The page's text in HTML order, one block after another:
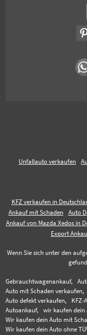
Unfallauto verkaufen
KFZ verkaufen in
Ankauf mit Schaden
Auto
Ankauf von Mazda Xedos in
Export
Wenn Sie sich unter den
Gebrauchtwagenankauf,
Auto mit Schaden verkaufen,
Auto defekt verkaufen,
KFZ-
Autoankauf,
wir kaufen dein
Wir kaufen dein Auto mit
Wir kaufen dein Auto ohne